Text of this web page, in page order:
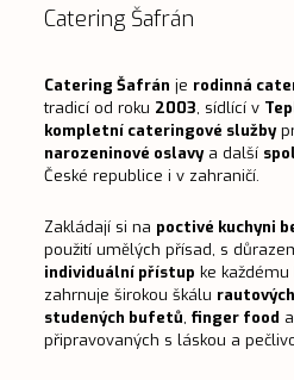
Catering Šafrán
Catering Šafrán je rodinná
tradicí od roku 2003, sídlící v
kompletní cateringové služby
narozeninové oslavya další
České republice i v zahraničí.
Zakládají si na poctivé kuchyni
použití umělých přísad, s
individuální přístup ke každému
zahrnuje širokou škálu
studených bufetů, finger food a
připravovaných s láskou a